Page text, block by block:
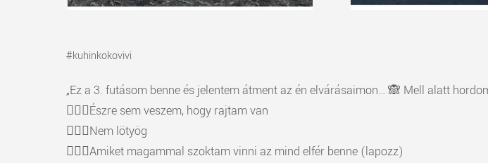
#kuhinkokovivi
„Ez a 3. futásom benne és jelentem átment az én elvárásaimon… 🙈 Mell alatt
🏃🏽‍♀️Észre sem veszem, hogy rajtam van
🏃🏽‍♀️Nem lötyög
🏃🏽‍♀️Amiket magammal szoktam vinni az mind elfér benne (lapozz)